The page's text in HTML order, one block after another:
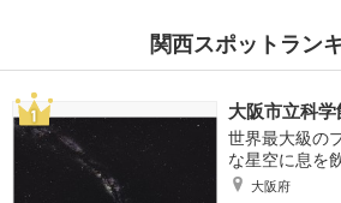
関西スポットラン
大阪市立科学
世界最大級の
な星空に息を
大阪府